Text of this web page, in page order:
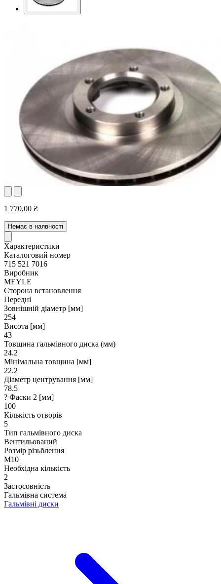
1 770,00 ₴
Немає в наявності
Характеристики
Каталоговий номер
715 521 7016
Виробник
MEYLE
Сторона встановлення
Передні
Зовнішній діаметр [мм]
254
Висота [мм]
43
Товщина гальмівного диска (мм)
24.2
Мінімальна товщина [мм]
22.2
Діаметр центрування [мм]
78.5
? Фаски 2 [мм]
100
Кількість отворів
5
Тип гальмівного диска
Вентильований
Розмір різьблення
M10
Необхідна кількість
2
Застосовність
Гальмівна система
Гальмівні диски